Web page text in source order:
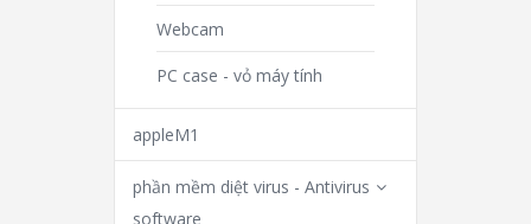
Webcam
PC case - vỏ máy tính
appleM1
phần mềm diệt virus - Antivirus
software